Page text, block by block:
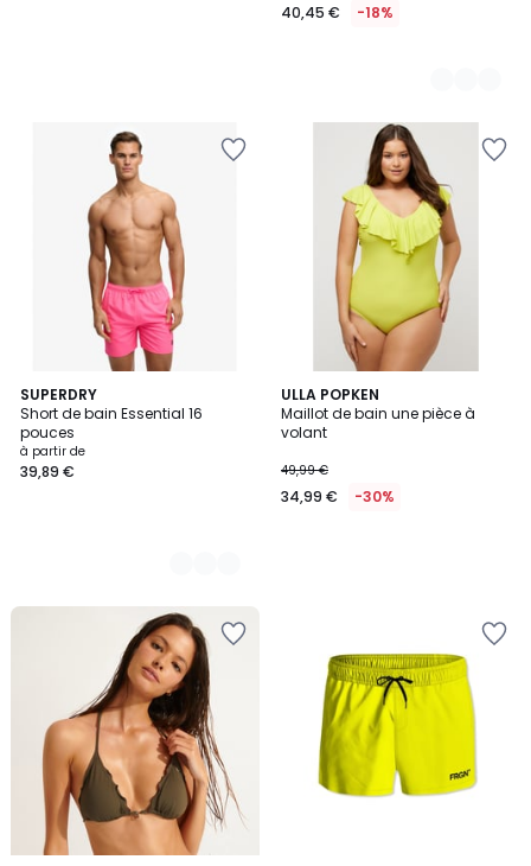
40,45 € -18%
SUPERDRY
Short de bain Essential 16
pouces
à partir de
39,89 €
4
Couleurs
ULLA POPKEN
Maillot de bain une pièce à
volant
49,99 €
34,99 € -30%